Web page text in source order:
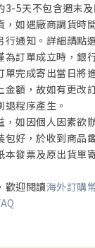
3-5天不包含週末
，如遇廠商調貨時
行通知。詳細請點
為訂單成立時，銀
單完成寄出當日將
金額，故如有更改
程序產生。
，如因個人因素欲
包好，於收到商品
本發票及原出貨單
歡迎閱讀海外訂購